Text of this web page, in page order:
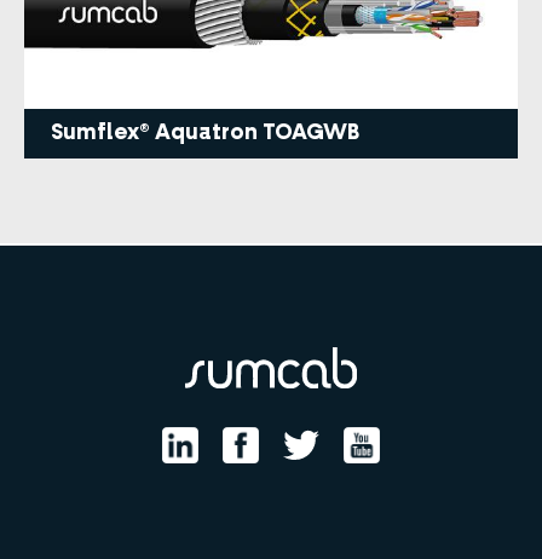
Sumflex® Aquatron TOAGWB